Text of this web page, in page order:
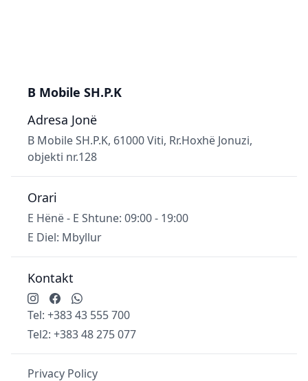
B Mobile SH.P.K
Adresa Jonë
B Mobile SH.P.K, 61000 Viti, Rr.Hoxhë Jonuzi,
objekti nr.128
Orari
E Hënë - E Shtune: 09:00 - 19:00
E Diel: Mbyllur
Kontakt
Tel: +383 43 555 700
Tel2: +383 48 275 077
Privacy Policy